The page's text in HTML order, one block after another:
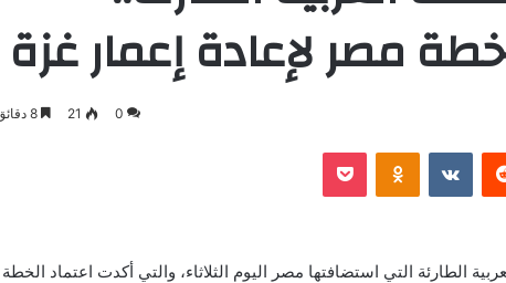
مصر لإعادة إعمار غزة
0
21
Odnoklassniki
بوكيت
الطارئة التي استضافتها مصر اليوم الثلاثاء، والتي أكدت اعتماد الخطة